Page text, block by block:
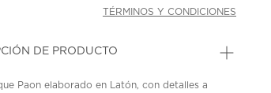
TÉRMINOS Y CONDICIONES
DE PRODUCTO
Paon elaborado en Latón, con detalles a